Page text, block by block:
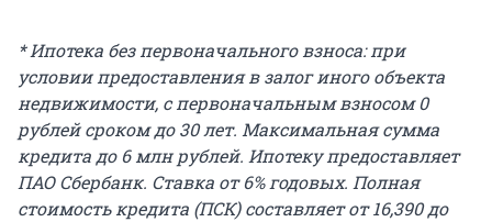
* Ипотека без первоначального взноса: при
условии предоставления в залог иного объекта
недвижимости, с первоначальным взносом 0
рублей сроком до 30 лет. Максимальная сумма
кредита до 6 млн рублей. Ипотеку предоставляет
ПАО Сбербанк. Ставка от 6% годовых. Полная
стоимость кредита (ПСК) составляет от 16,390 до